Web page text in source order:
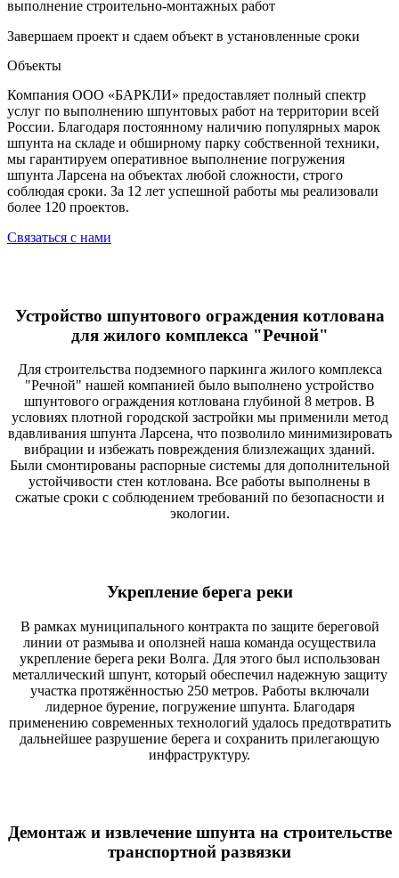
выполнение строительно-монтажных работ
Завершаем проект и сдаем объект в установленные сроки
Объекты
Компания ООО «БАРКЛИ» предоставляет полный спектр
услуг по выполнению шпунтовых работ на территории всей
России. Благодаря постоянному наличию популярных марок
шпунта на складе и обширному парку собственной техники,
мы гарантируем оперативное выполнение погружения
шпунта Ларсена на объектах любой сложности, строго
соблюдая сроки. За 12 лет успешной работы мы реализовали
более 120 проектов.
Связаться с нами
Устройство шпунтового ограждения котлована
для жилого комплекса "Речной"
Для строительства подземного паркинга жилого комплекса
"Речной" нашей компанией было выполнено устройство
шпунтового ограждения котлована глубиной 8 метров. В
условиях плотной городской застройки мы применили метод
вдавливания шпунта Ларсена, что позволило минимизировать
вибрации и избежать повреждения близлежащих зданий.
Были смонтированы распорные системы для дополнительной
устойчивости стен котлована. Все работы выполнены в
сжатые сроки с соблюдением требований по безопасности и
экологии.
Укрепление берега реки
В рамках муниципального контракта по защите береговой
линии от размыва и оползней наша команда осуществила
укрепление берега реки Волга. Для этого был использован
металлический шпунт, который обеспечил надежную защиту
участка протяжённостью 250 метров. Работы включали
лидерное бурение, погружение шпунта. Благодаря
применению современных технологий удалось предотвратить
дальнейшее разрушение берега и сохранить прилегающую
инфраструктуру.
Демонтаж и извлечение шпунта на строительстве
транспортной развязки